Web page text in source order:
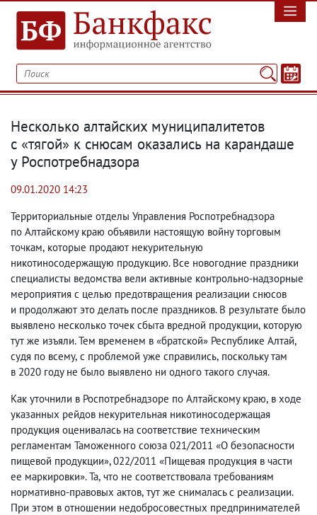
Несколько алтайских муниципалитетов
с «тягой» к снюсам оказались на карандаше
у Роспотребнадзора
09.01.2020 14:23
Территориальные отделы Управления Роспотребнадзора
по Алтайскому краю объявили настоящую войну торговым
точкам, которые продают некурительную
никотиносодержащую продукцию. Все новогодние праздники
специалисты ведомства вели активные контрольно-надзорные
мероприятия с целью предотвращения реализации снюсов
и продолжают это делать после праздников. В результате было
выявлено несколько точек сбыта вредной продукции, которую
тут же изъяли. Тем временем в «братской» Республике Алтай,
судя по всему, с проблемой уже справились, поскольку там
в 2020 году не было выявлено ни одного такого случая.
Как уточнили в Роспотребнадзоре по Алтайскому краю, в ходе
указанных рейдов некурительная никотиносодержащая
продукция оценивалась на соответствие техническим
регламентам Таможенного союза 021/2011 «О безопасности
пищевой продукции», 022/2011 «Пищевая продукция в части
ее маркировки». Та, что не соответствовала требованиям
нормативно-правовых актов, тут же снималась с реализации.
При этом в отношении недобросовестных предпринимателей